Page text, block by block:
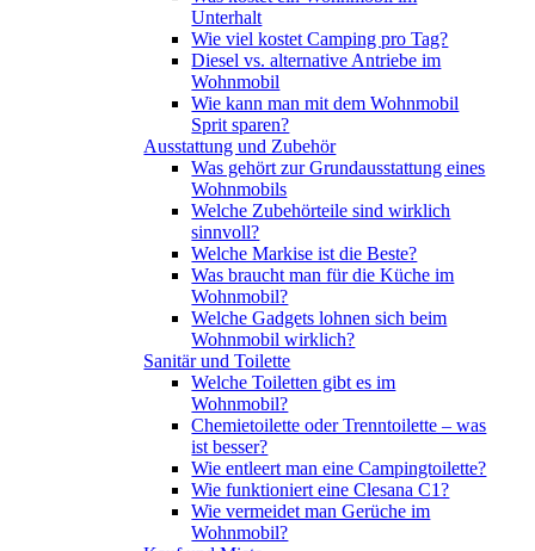
Unterhalt
Wie viel kostet Camping pro Tag?
Diesel vs. alternative Antriebe im
Wohnmobil
Wie kann man mit dem Wohnmobil
Sprit sparen?
Ausstattung und Zubehör
Was gehört zur Grundausstattung eines
Wohnmobils
Welche Zubehörteile sind wirklich
sinnvoll?
Welche Markise ist die Beste?
Was braucht man für die Küche im
Wohnmobil?
Welche Gadgets lohnen sich beim
Wohnmobil wirklich?
Sanitär und Toilette
Welche Toiletten gibt es im
Wohnmobil?
Chemietoilette oder Trenntoilette – was
ist besser?
Wie entleert man eine Campingtoilette?
Wie funktioniert eine Clesana C1?
Wie vermeidet man Gerüche im
Wohnmobil?